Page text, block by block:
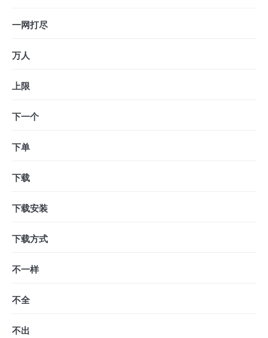
一网打尽
万人
上限
下一个
下单
下载
下载安装
下载方式
不一样
不全
不出